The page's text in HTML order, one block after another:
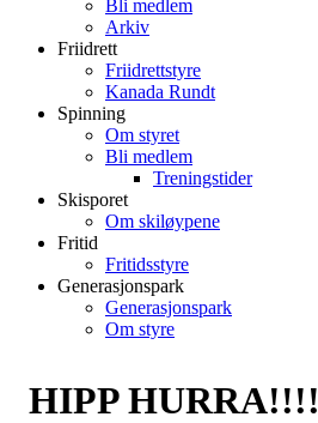
Bli medlem
Arkiv
Friidrett
Friidrettstyre
Kanada Rundt
Spinning
Om styret
Bli medlem
Treningstider
Skisporet
Om skiløypene
Fritid
Fritidsstyre
Generasjonspark
Generasjonspark
Om styre
HIPP HURRA!!!!